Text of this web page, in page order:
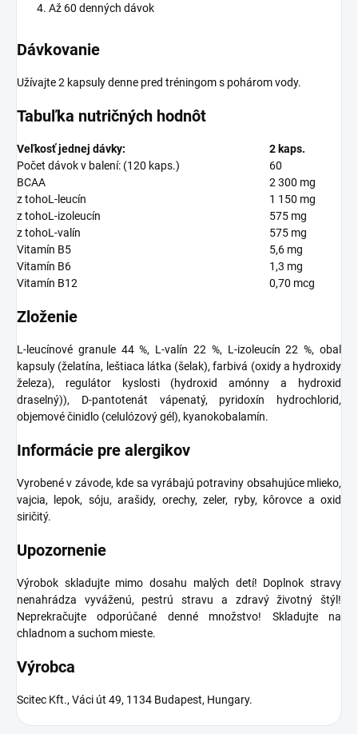
Až 60 denných dávok
Dávkovanie
Užívajte 2 kapsuly denne pred tréningom s pohárom vody.
Tabuľka nutričných hodnôt
Veľkosť jednej dávky:
2 kaps.
Počet dávok v balení: (120 kaps.)
60
BCAA
2 300 mg
z tohoL-leucín
1 150 mg
z tohoL-izoleucín
575 mg
z tohoL-valín
575 mg
Vitamín B5
5,6 mg
Vitamín B6
1,3 mg
Vitamín B12
0,70 mcg
Zloženie
L-leucínové granule 44 %, L-valín 22 %, L-izoleucín 22 %, obal
kapsuly (želatína, leštiaca látka (šelak), farbivá (oxidy a hydroxidy
železa), regulátor kyslosti (hydroxid amónny a hydroxid
draselný)), D-pantotenát vápenatý, pyridoxín hydrochlorid,
objemové činidlo (celulózový gél), kyanokobalamín.
Informácie pre alergikov
Vyrobené v závode, kde sa vyrábajú potraviny obsahujúce mlieko,
vajcia, lepok, sóju, arašidy, orechy, zeler, ryby, kôrovce a oxid
siričitý.
Upozornenie
Výrobok skladujte mimo dosahu malých detí! Doplnok stravy
nenahrádza vyváženú, pestrú stravu a zdravý životný štýl!
Neprekračujte odporúčané denné množstvo! Skladujte na
chladnom a suchom mieste.
Výrobca
Scitec Kft., Váci út 49, 1134 Budapest, Hungary.